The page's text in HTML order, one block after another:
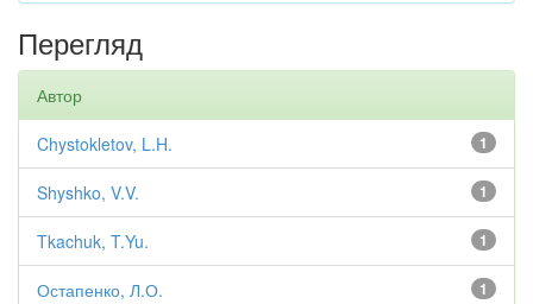
Перегляд
Автор
1
Chystokletov, L.H.
1
Shyshko, V.V.
1
Tkachuk, T.Yu.
1
Остапенко, Л.О.